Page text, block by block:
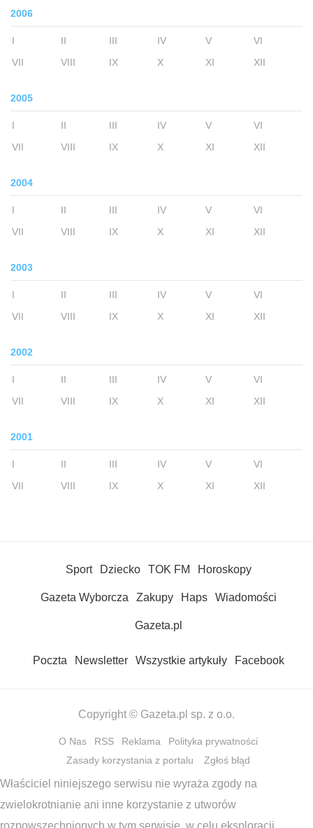
2006
I II III IV V
VI
VII
VIII IX X XI XII
2005
I II III IV V
VI
VII
VIII IX X XI XII
2004
I II III IV V
VI
VII
VIII IX X XI XII
2003
I II III IV V
VI
VII
VIII IX X XI XII
2002
I II III IV V
VI
VII
VIII IX X XI XII
2001
I II III IV V
VI
VII
VIII IX X XI XII
Sport Dziecko TOK FM Horoskopy
Gazeta Wyborcza Zakupy Haps Wiadomości
Gazeta.pl
Poczta Newsletter Wszystkie artykuły Facebook
Copyright © Gazeta.pl sp. z o.o.
O Nas RSS Reklama
Polityka prywatności
Zasady korzystania z portalu
Zgłoś błąd
Właściciel niniejszego serwisu nie wyraża zgody na
zwielokrotnianie ani inne korzystanie z utworów
rozpowszechnionych w tym serwisie, w celu eksploracji